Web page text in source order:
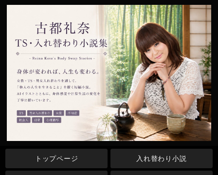
トップページ 入れ替わり小説